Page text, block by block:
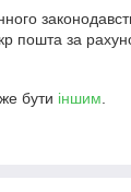
пошта за
бути іншим